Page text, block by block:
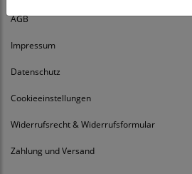
AGB
Impressum
Datenschutz
Cookieeinstellungen
Widerrufsrecht & Widerrufsformular
Zahlung und Versand